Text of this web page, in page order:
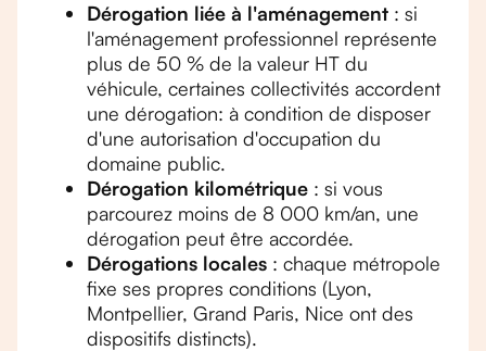
Dérogation liée à l'aménagement : si
l'aménagement professionnel représente
plus de 50 % de la valeur HT du
véhicule, certaines collectivités accordent
une dérogation: à condition de disposer
d'une autorisation d'occupation du
domaine public.
Dérogation kilométrique : si vous
parcourez moins de 8 000 km/an, une
dérogation peut être accordée.
Dérogations locales : chaque métropole
fixe ses propres conditions (Lyon,
Montpellier, Grand Paris, Nice ont des
dispositifs distincts).